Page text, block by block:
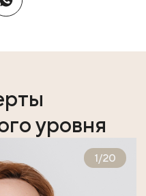
уровня
1/20